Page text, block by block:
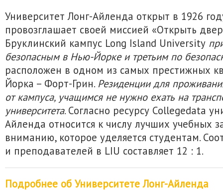
Университет Лонг-Айленда открыт в 1926
провозглашает своей миссией «Открыть
Бруклинский кампус Long Island University
безопасным в Нью-Йорке и третьим по
расположен в одном из самых престижных
Йорка – Форт-Грин. Резиденции для
от кампуса, учащимся не нужно ехать на
университета. Согласно ресурсу Collegedata
Айленда относится к числу лучших учебных
вниманию, которое уделяется студентам.
и преподавателей в LIU составляет 12 : 1.
Подробнее об Университете Лонг-Айленда